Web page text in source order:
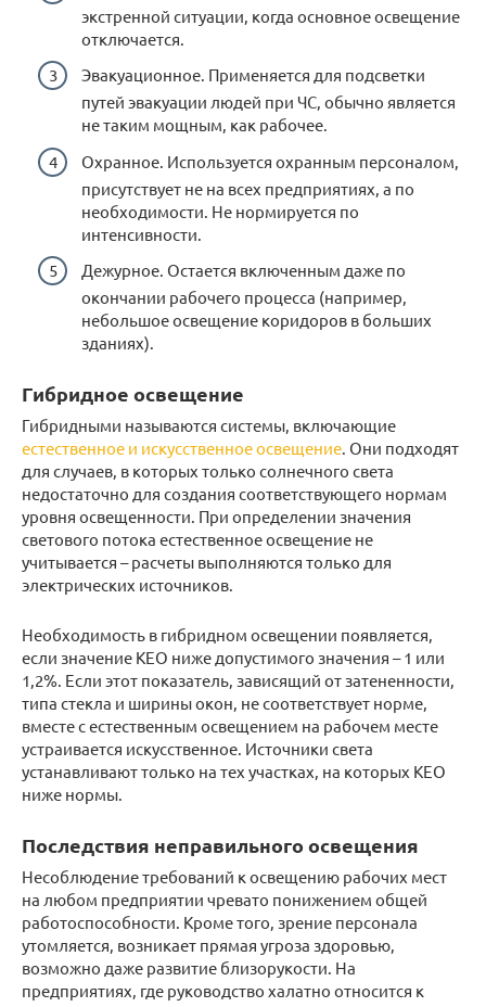
экстренной ситуации, когда основное освещение
отключается.
Эвакуационное. Применяется для подсветки
путей эвакуации людей при ЧС, обычно является
не таким мощным, как рабочее.
Охранное. Используется охранным персоналом,
присутствует не на всех предприятиях, а по
необходимости. Не нормируется по
интенсивности.
Дежурное. Остается включенным даже по
окончании рабочего процесса (например,
небольшое освещение коридоров в больших
зданиях).
Гибридное освещение
Гибридными называются системы, включающие
естественное и искусственное освещение. Они подходят
для случаев, в которых только солнечного света
недостаточно для создания соответствующего нормам
уровня освещенности. При определении значения
светового потока естественное освещение не
учитывается – расчеты выполняются только для
электрических источников.
Необходимость в гибридном освещении появляется,
если значение КЕО ниже допустимого значения – 1 или
1,2%. Если этот показатель, зависящий от затененности,
типа стекла и ширины окон, не соответствует норме,
вместе с естественным освещением на рабочем месте
устраивается искусственное. Источники света
устанавливают только на тех участках, на которых КЕО
ниже нормы.
Последствия неправильного освещения
Несоблюдение требований к освещению рабочих мест
на любом предприятии чревато понижением общей
работоспособности. Кроме того, зрение персонала
утомляется, возникает прямая угроза здоровью,
возможно даже развитие близорукости. На
предприятиях, где руководство халатно относится к